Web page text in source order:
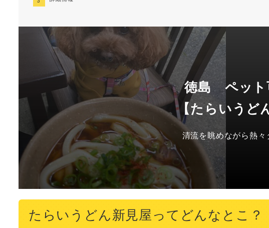
徳島 ペット
【たらいうど
清流を眺めながら熱
たらいうどん新見屋ってどんなとこ？